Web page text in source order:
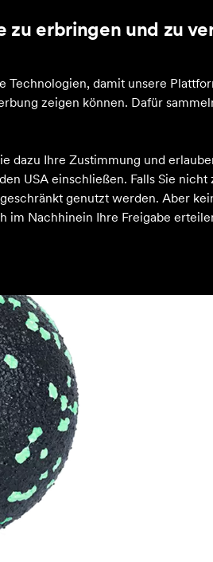
zu erbringen und zu
damit unsere
zeigen können. Dafür
dazu Ihre Zustimmung und
USA einschließen. Falls Sie
genutzt werden. Aber
im Nachhinein Ihre Freigabe